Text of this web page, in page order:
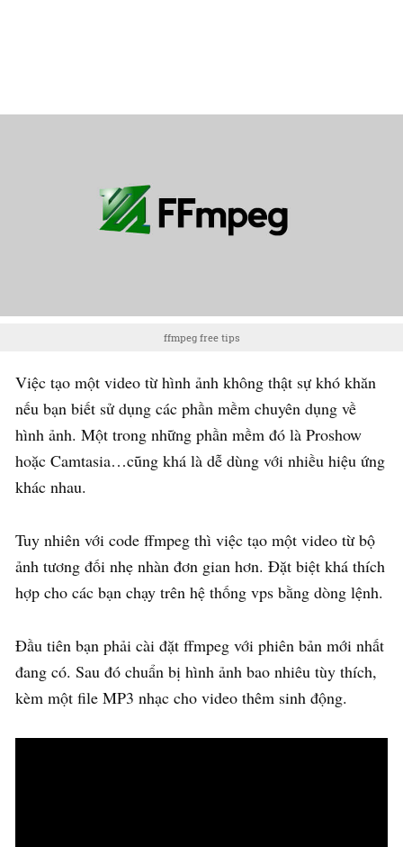
ffmpeg free tips
Việc tạo một video từ hình ảnh không thật sự khó khăn
nếu bạn biết sử dụng các phần mềm chuyên dụng về
hình ảnh. Một trong những phần mềm đó là Proshow
hoặc Camtasia…cũng khá là dễ dùng với nhiều hiệu ứng
khác nhau.
Tuy nhiên với code ffmpeg thì việc tạo một video từ bộ
ảnh tương đối nhẹ nhàn đơn gian hơn. Đặt biệt khá thích
hợp cho các bạn chạy trên hệ thống vps bằng dòng lệnh.
Đầu tiên bạn phải cài đặt ffmpeg với phiên bản mới nhất
đang có. Sau đó chuẩn bị hình ảnh bao nhiêu tùy thích,
kèm một file MP3 nhạc cho video thêm sinh động.